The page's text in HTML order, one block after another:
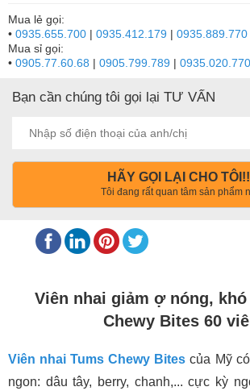
Mua lẻ gọi:
• 0935.655.700 | 0935.412.179 | 0935.889.770
Mua sỉ gọi:
• 0905.77.60.68 | 0905.799.789 | 0935.020.770
Bạn cần chúng tôi gọi lại TƯ VẤN
HÃY GỌI LẠI CHO
Tôi đang rất quan tâm sản phẩm
Viên nhai giảm ợ nóng,
Chewy Bites 60
Viên nhai Tums Chewy Bites của Mỹ
ngon: dâu tây, berry, chanh,... cực kỳ